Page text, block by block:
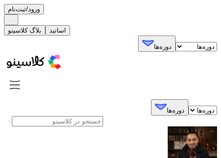
ورود/ثبت‌نام
بلاگ کلاسینو اساتید
دوره‌ها
دوره‌ها